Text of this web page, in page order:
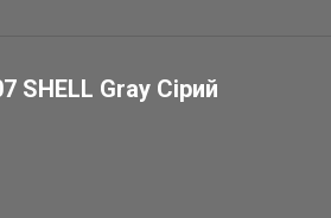
SHELL Gray Сірий